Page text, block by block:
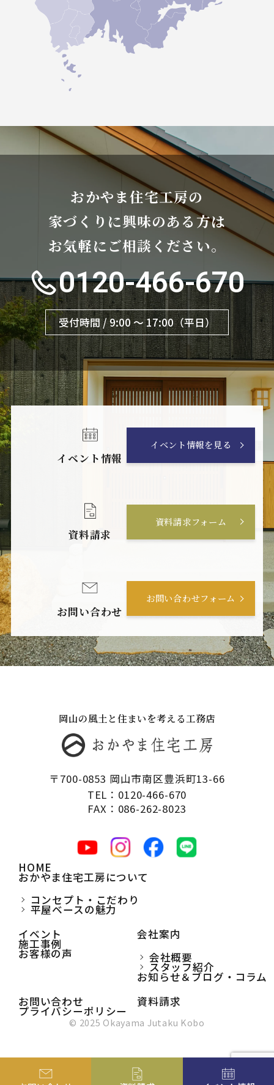
おかやま住宅工房の
家づくりに興味のある方は
お気軽にご相談ください。
0120-466-670
受付時間 / 9:00 〜 17:00（平日）
イベント情報
イベント情報を見る
資料請求
資料請求フォーム
お問い合わせ
お問い合わせフォーム
岡山の風土と住まいを考える工務店
〒700-0853 岡山市南区豊浜町13-66
TEL：0120-466-670
FAX：086-262-8023
HOME
おかやま住宅工房について
コンセプト・こだわり
平屋ベースの魅力
イベント
施工事例
お客様の声
会社案内
会社概要
スタッフ紹介
お知らせ＆ブログ・コラム
お問い合わせ
資料請求
プライバシーポリシー
© 2025 Okayama Jutaku Kobo